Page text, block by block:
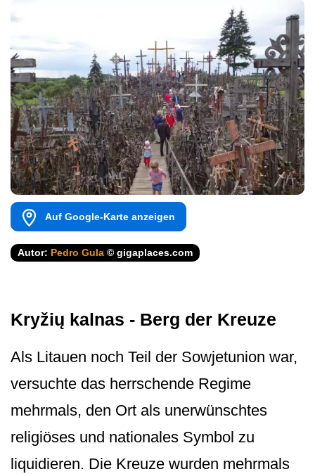
Auf Google-Karte anzeigen
Autor: Pedro Gula © gigaplaces.com
Kryžių kalnas - Berg der Kreuze
Als Litauen noch Teil der Sowjetunion war,
versuchte das herrschende Regime
mehrmals, den Ort als unerwünschtes
religiöses und nationales Symbol zu
liquidieren. Die Kreuze wurden mehrmals